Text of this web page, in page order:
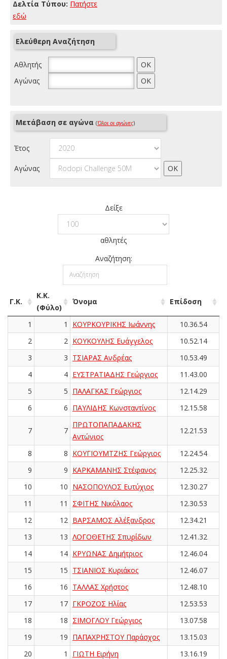
Δελτία Τύπου: Πατήστε
εδώ
Ελεύθερη Αναζήτηση
Αθλητής
Αγώνας
Μετάβαση σε αγώνα (Όλοι οι αγώνες)
Έτος
Αγώνας
Δείξε
αθλητές
Αναζήτηση:
Γ.Κ.
Κ.Κ.
(Φύλο)
Όνομα Επίδοση
1 1 ΚΟΥΡΚΟΥΡΙΚΗΣ Ιωάννης
10.36.54
2
2 ΚΟΥΚΟΥΛΗΣ Ευάγγελος
10.52.14
3
3 ΤΣΙΑΡΑΣ Ανδρέας
10.53.49
4
4 ΕΥΣΤΡΑΤΙΑΔΗΣ Γεώργιος
11.43.00
5
5 ΠΑΛΑΓΚΑΣ Γεώργιος
12.14.29
6
6 ΠΑΥΛΙΔΗΣ Κωνσταντίνος 12.15.58
7 7
ΠΡΩΤΟΠΑΠΑΔΑΚΗΣ
Αντώνιος
12.21.53
8 8 ΚΟΥΓΙΟΥΜΤΖΗΣ Γεώργιος
12.24.54
9
9 ΚΑΡΚΑΜΑΝΗΣ Στέφανος
12.25.32
10
10 ΝΑΣΟΠΟΥΛΟΣ Ευτύχιος
12.30.27
11
11 ΣΦΙΤΗΣ Νικόλαος
12.30.53
12
12 ΒΑΡΣΑΜΟΣ Αλέξανδρος
12.34.21
13
13 ΛΟΓΟΘΕΤΗΣ Σπυρίδων
12.41.32
14
14 ΚΡΥΩΝΑΣ Δημήτριος
12.46.04
15
15 ΤΣΙΑΝΙΟΣ Κυριάκος
12.46.07
16
16 ΤΑΛΛΑΣ Χρήστος
12.48.10
17
17 ΓΚΡΟΖΟΣ Ηλίας
12.53.53
18
18 ΣΙΜΟΓΛΟΥ Γεώργιος
13.07.58
19
19 ΠΑΠΑΧΡΗΣΤΟΥ Παράσχος
13.15.03
20
1 ΓΙΩΤΗ Ειρήνη
13.16.19